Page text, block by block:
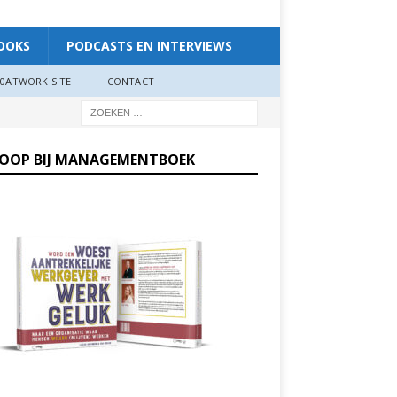
PODCASTS EN INTERVIEWS
SITE CONTACT
BIJ MANAGEMENTBOEK